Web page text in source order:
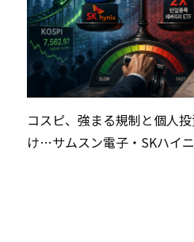
コスピ、強まる規制と個人
け…サムスン電子・SKハイ